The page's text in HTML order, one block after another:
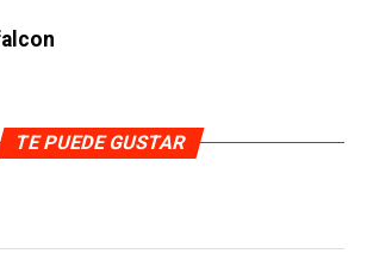
TE PUEDE GUSTAR